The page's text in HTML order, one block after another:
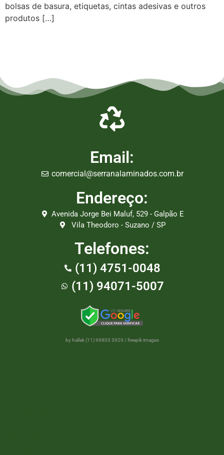
bolsas de basura, etiquetas, cintas adesivas e outros
produtos […]
Email:
comercial@serranalaminados.com.br
Endereço:
Avenida Jorge Bei Maluf, 529 - Galpão E
Vila Theodoro - Suzano / SP
Telefones:
(11) 4751-0048
(11) 94071-5007
by hallak (11) 99803 3929 /freepik images